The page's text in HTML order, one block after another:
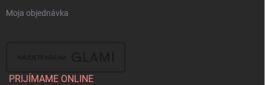
Moja objednávka
PRIJÍMAME ONLINE